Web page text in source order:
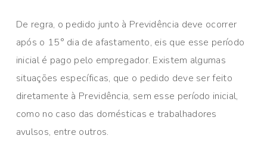
De regra, o pedido junto à Previdência deve ocorrer
após o 15° dia de afastamento, eis que esse período
inicial é pago pelo empregador. Existem algumas
situações específicas, que o pedido deve ser feito
diretamente à Previdência, sem esse período inicial,
como no caso das domésticas e trabalhadores
avulsos, entre outros.